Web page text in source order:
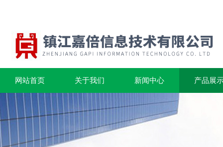
网站首页 关于我们 新闻中心 产品展